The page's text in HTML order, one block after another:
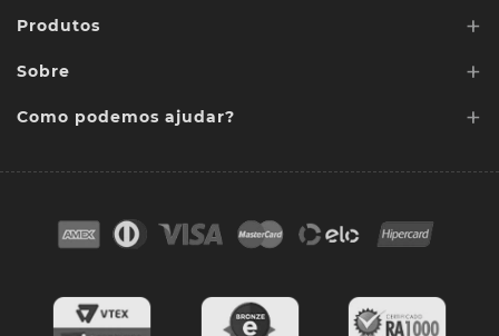
Produtos +
Lentes de Reposição
Lentes Sob media
Sobre +
Quem somos
Blog
Como podemos ajudar? +
Cores das lentes
Entregas